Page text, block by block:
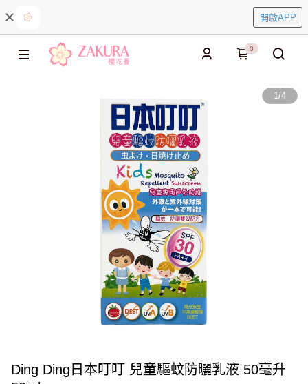
開啟APP
0
1/4
Ding Ding日本叮叮 兒童驅蚊防曬乳液 50毫升